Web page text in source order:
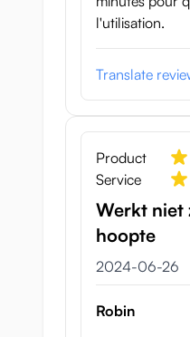
l'utilisation.
Translate
Product
Service
Werkt niet
hoopte
26 juni 2024
2024-06-26
Robin